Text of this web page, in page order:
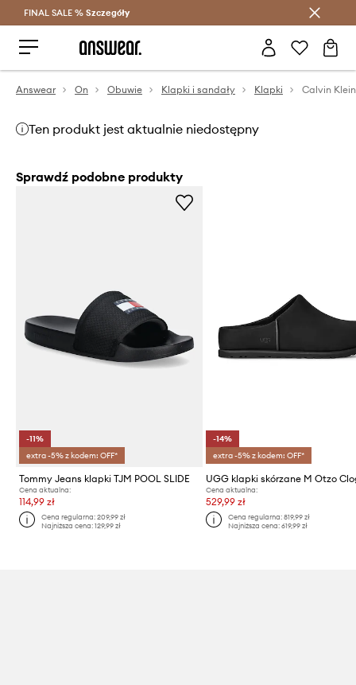
Oszczędzaj z Answear Club >
FINAL SALE % Szczegóły
Answear On Obuwie Klapki i sandały Klapki
Ten produkt jest aktualnie niedostępny
Sprawdź podobne produkty
-11%
extra -5% z kodem: OFF*
Tommy Jeans klapki TJM POOL SLIDE
Cena aktualna:
114,99 zł
Cena regularna:209,99 zł
Najniższa cena:129,99 zł
-14%
extra -5% z kodem: OFF*
UGG klapki skórzane M Otzo
Cena aktualna:
529,99 zł
Cena regularna: 819,99 zł
Najniższa cena: 619,99 zł